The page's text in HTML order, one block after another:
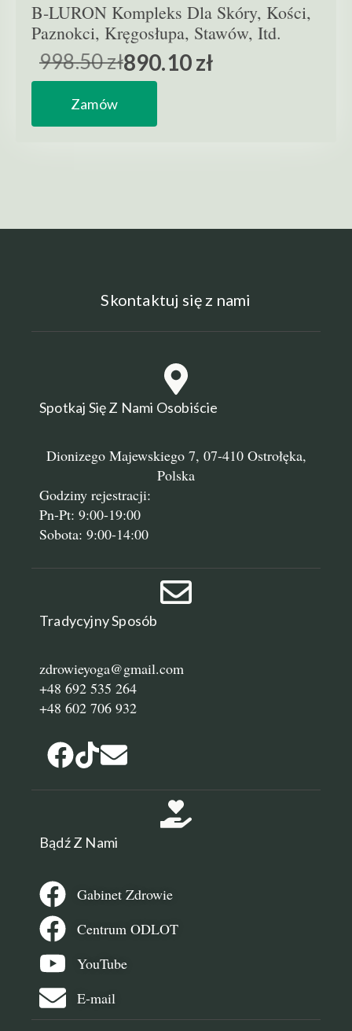
B-LURON Kompleks Dla Skóry, Kości,
Paznokci, Kręgosłupa, Stawów, Itd.
998.50 zł890.10 zł
Zamów
Skontaktuj się z nami
Spotkaj Się Z Nami Osobiście
Dionizego Majewskiego 7, 07-410 Ostrołęka,
Polska
Godziny rejestracji:
Pn-Pt: 9:00-19:00
Sobota: 9:00-14:00
Tradycyjny Sposób
zdrowieyoga@gmail.com
+48 692 535 264
+48 602 706 932
Bądź Z Nami
Gabinet Zdrowie
Centrum ODLOT
YouTube
E-mail